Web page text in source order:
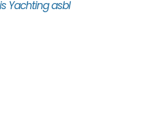
Yachting asbl